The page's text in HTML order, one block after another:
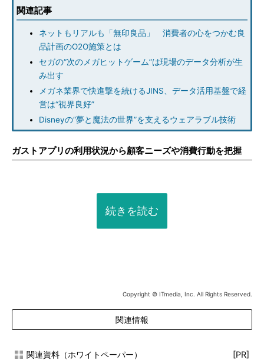
関連記事
ネットもリアルも「無印良品」 消費者の心をつかむ良
品計画のO2O施策とは
セガの“次のメガヒットゲーム”は現場のデータ分析が生
み出す
メガネ業界で快進撃を続けるJINS、データ活用基盤で経
営は“視界良好”
Disneyの“夢と魔法の世界”を支えるウェアラブル技術
ガストアプリの利用状況から顧客ニーズや消費行動を把握
続きを読む
Copyright © ITmedia, Inc. All Rights Reserved.
関連情報
関連資料（ホワイトペーパー） [PR]